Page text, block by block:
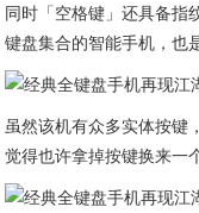
同时「空格键」还具备指
键盘集合的智能手机，也
虽然该机有众多实体按键
觉得也许拿掉按键换来一